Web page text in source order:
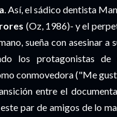
. Así, el sádico dentista
(Oz, 1986)- y el
sueña con asesinar
los protagonistas
conmovedora ("Me
entre el
par de amigos de lo